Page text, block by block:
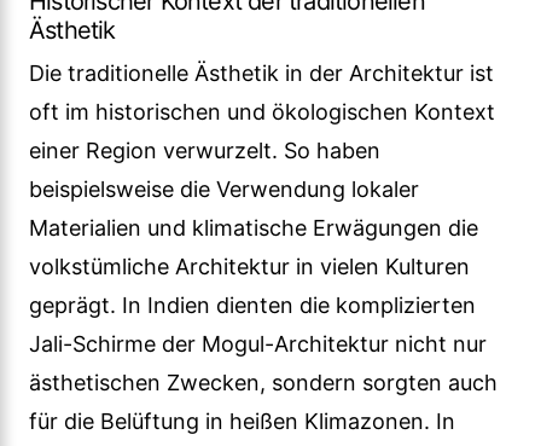
Ästhetik
Die traditionelle Ästhetik in der Architektur ist
oft im historischen und ökologischen Kontext
einer Region verwurzelt. So haben
beispielsweise die Verwendung lokaler
Materialien und klimatische Erwägungen die
volkstümliche Architektur in vielen Kulturen
geprägt. In Indien dienten die komplizierten
Jali-Schirme der Mogul-Architektur nicht nur
ästhetischen Zwecken, sondern sorgten auch
für die Belüftung in heißen Klimazonen. In